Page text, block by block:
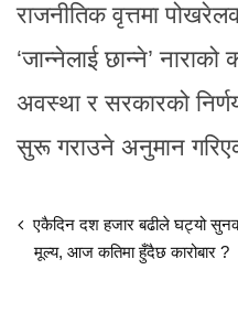
राजनीतिक वृत्तमा
‘जान्नेलाई छान्ने’
अवस्था र सरकारको
सुरू गराउने अनुमान
एकैदिन दश हजार बढीले घट्यो
मूल्य, आज कतिमा हुँदैछ कारोबार ?